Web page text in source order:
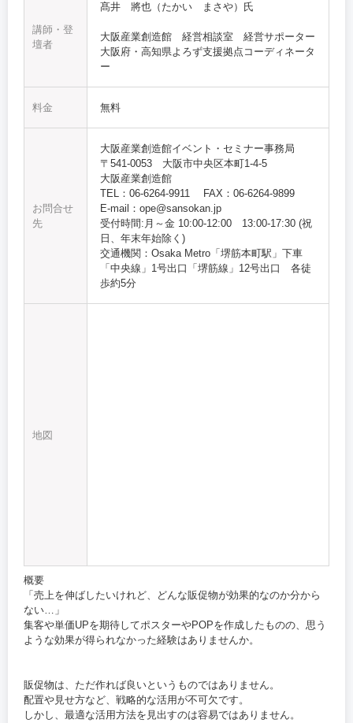
講師・登
壇者
髙井 將也（たかい まさや）氏
大阪産業創造館 経営相談室 経営サポーター
大阪府・高知県よろず支援拠点コーディネータ
ー
料金 無料
お問合せ
先
大阪産業創造館イベント・セミナー事務局
〒541-0053 大阪市中央区本町1-4-5
大阪産業創造館
TEL：06-6264-9911 FAX：06-6264-9899
E-mail：ope@sansokan.jp
受付時間:月～金 10:00‐12:00 13:00-17:30 (祝
日、年末年始除く)
交通機関：Osaka Metro「堺筋本町駅」下車
「中央線」1号出口「堺筋線」12号出口 各徒
歩約5分
地図
概要
「売上を伸ばしたいけれど、どんな販促物が効果的なのか分から
ない…」
集客や単価UPを期待してポスターやPOPを作成したものの、思う
ような効果が得られなかった経験はありませんか。
販促物は、ただ作れば良いというものではありません。
配置や見せ方など、戦略的な活用が不可欠です。
しかし、最適な活用方法を見出すのは容易ではありません。